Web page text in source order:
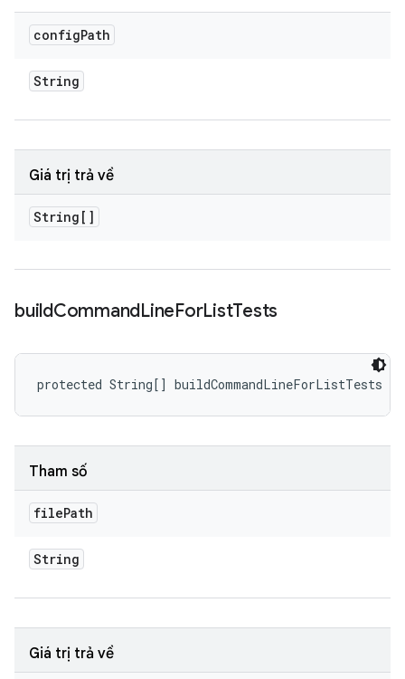
configPath
String
Giá trị trả về
String[]
buildCommandLineForListTests
protected String[] buildCommandLineForListTests
Tham số
filePath
String
Giá trị trả về